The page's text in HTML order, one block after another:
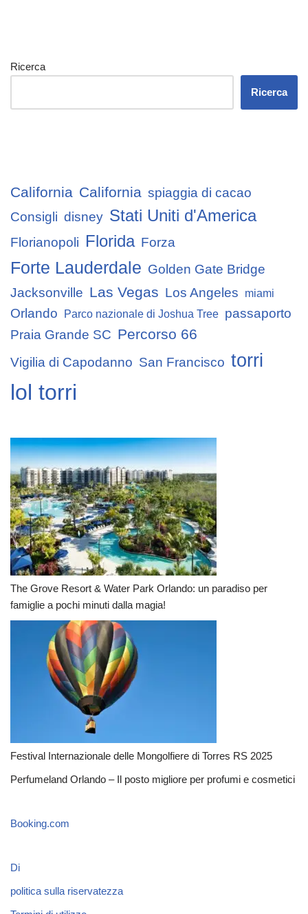
Ricerca
Ricerca
California California spiaggia di cacao
Consigli disney Stati Uniti d'America
Florianopoli Florida Forza
Forte Lauderdale Golden Gate Bridge
Jacksonville Las Vegas Los Angeles miami
Orlando Parco nazionale di Joshua Tree passaporto
Praia Grande SC Percorso 66
Vigilia di Capodanno San Francisco torri
lol torri
The Grove Resort & Water Park Orlando: un paradiso per
famiglie a pochi minuti dalla magia!
Festival Internazionale delle Mongolfiere di Torres RS 2025
Perfumeland Orlando – Il posto migliore per profumi e cosmetici
Booking.com
Di
politica sulla riservatezza